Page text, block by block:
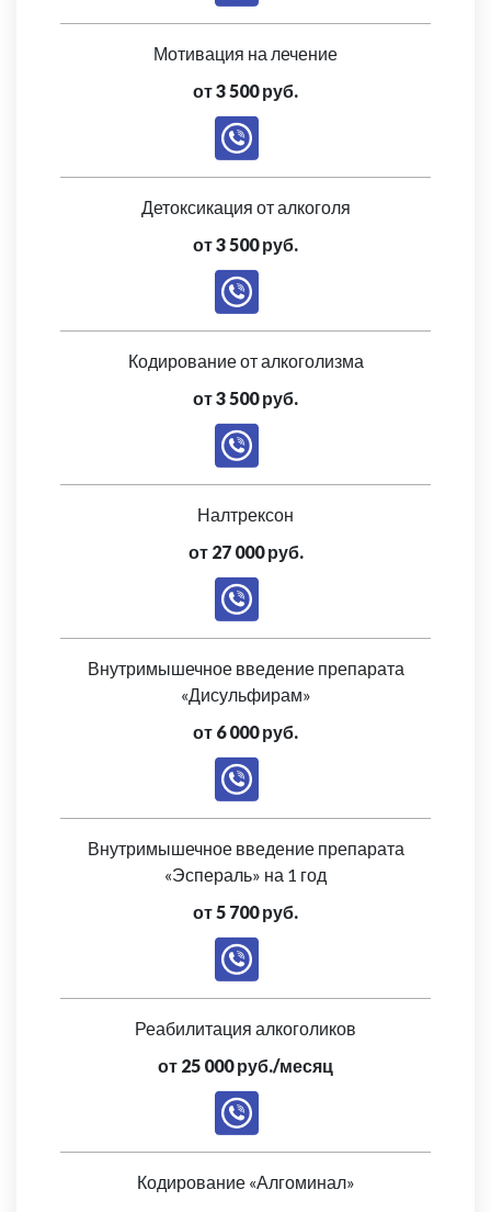
Мотивация на лечение
от 3 500 руб.
Детоксикация от алкоголя
от 3 500 руб.
Кодирование от алкоголизма
от 3 500 руб.
Налтрексон
от 27 000 руб.
Внутримышечное введение препарата
«Дисульфирам»
от 6 000 руб.
Внутримышечное введение препарата
«Эспераль» на 1 год
от 5 700 руб.
Реабилитация алкоголиков
от 25 000 руб./месяц
Кодирование «Алгоминал»